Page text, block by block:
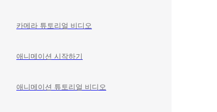
카메라 튜토리얼 비디오
애니메이션 시작하기
애니메이션 튜토리얼 비디오